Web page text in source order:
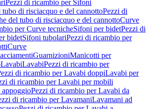
Pezzi di ricambio per Sifoni
tubo di risciacquo e del cannottoPezzi di
del tubo di risciacquo e del cannottoCurve
per Curve tecnicheSifoni per bidetPezzi di
bidetSifoni tubolariPezzi di ricambio per
Curve
GuarnizioniManicotti per
LavabiLavabiPezzi di ricambio per
di ricambio per Lavabi doppiLavabi per
di ricambio per Lavabi per mobili
Pezzi di ricambio per Lavabi da
di ricambio per LavamaniLavamani ad